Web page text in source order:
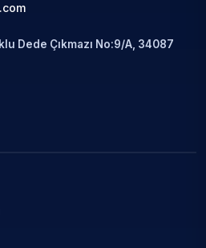
Dede Çıkmazı No:9/A, 34087